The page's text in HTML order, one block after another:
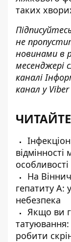
таких
не
новинами в
месенджері
каналі
канал у
відмінності
На
гепатиту
небезпека
Якщо ви
татуювання:
робити